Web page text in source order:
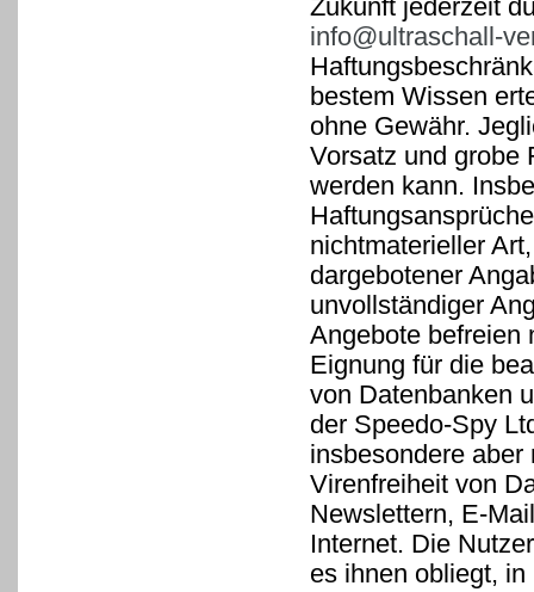
Zukunft jederzeit
info@ultraschall-
bestem Wissen
ohne Gewähr.
Vorsatz und grobe
werden kann.
nichtmaterieller
dargebotener
unvollständiger
Angebote befreien
Eignung für die
von Datenbanken
der Speedo-Spy
insbesondere
Virenfreiheit von
Newslettern, E-
Internet. Die
es ihnen obliegt,